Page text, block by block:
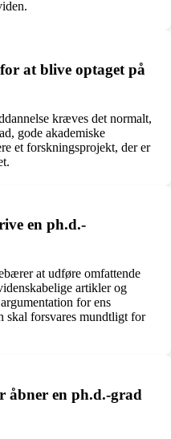
at blive optaget på
kræves det normalt,
gode akademiske
et forskningsprojekt, der er
en ph.d.-
at udføre omfattende
artikler og
for ens
skal forsvares mundtligt for
åbner en ph.d.-grad